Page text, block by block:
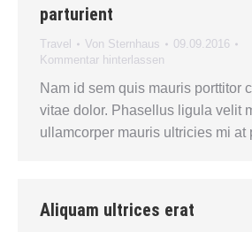
parturient
Travel Von Sternhaus
09.09.2016
Kommentar hinterlassen
Nam id sem quis mauris porttitor
vitae dolor. Phasellus ligula velit
ullamcorper mauris ultricies mi at
Aliquam ultrices erat